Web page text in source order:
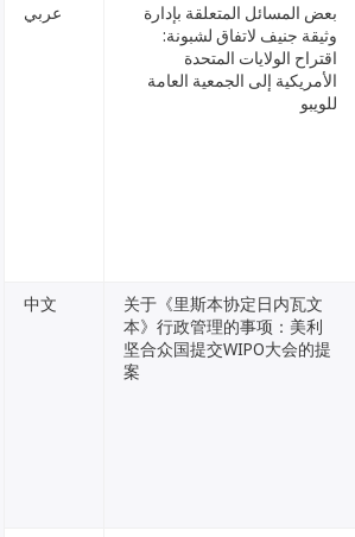
عربي
بعض المسائل المتعلقة بإدارة
وثيقة جنيف لاتفاق لشبونة:
اقتراح الولايات المتحدة
الأمريكية إلى الجمعية العامة
للويبو
中文
关于《里斯本协定日内瓦文
本》行政管理的事项：美利
坚合众国提交WIPO大会的提
案